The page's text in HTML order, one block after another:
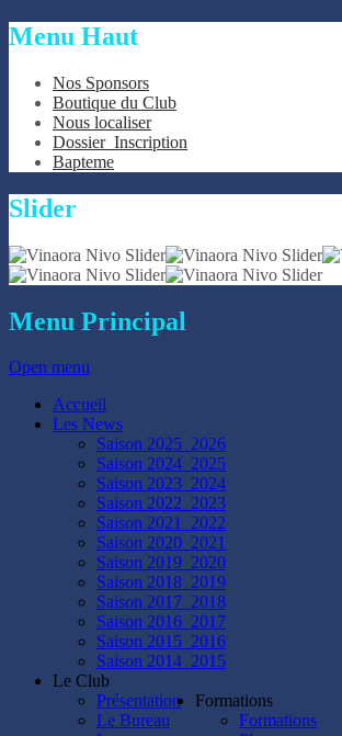
Menu Haut
Nos Sponsors
Boutique du Club
Nous localiser
Dossier_Inscription
Bapteme
Slider
Menu Principal
Open menu
Accueil
Les News
Saison 2025_2026
Saison 2024_2025
Saison 2023_2024
Saison 2022_2023
Saison 2021_2022
Saison 2020_2021
Saison 2019_2020
Saison 2018_2019
Saison 2017_2018
Saison 2016_2017
Saison 2015_2016
Saison 2014_2015
Le Club
Présentation
Le Bureau
Formations
Formations